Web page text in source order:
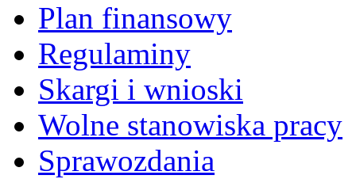
Plan finansowy
Regulaminy
Skargi i wnioski
Wolne stanowiska pracy
Sprawozdania